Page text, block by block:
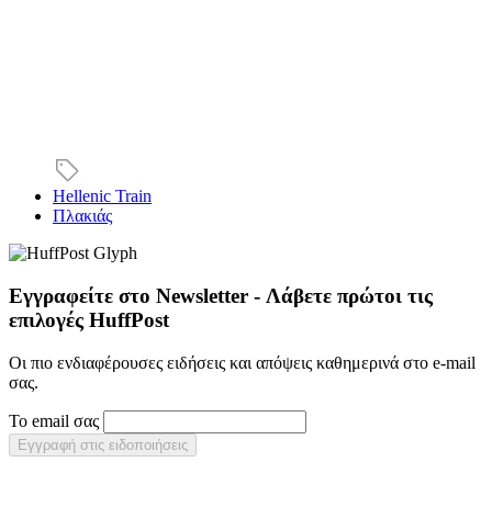
Hellenic Train
Πλακιάς
Εγγραφείτε στο Newsletter - Λάβετε πρώτοι τις
επιλογές HuffPost
Οι πιο ενδιαφέρουσες ειδήσεις και απόψεις καθημερινά στο e-mail
σας.
Το email σας
Εγγραφή στις ειδοποιήσεις